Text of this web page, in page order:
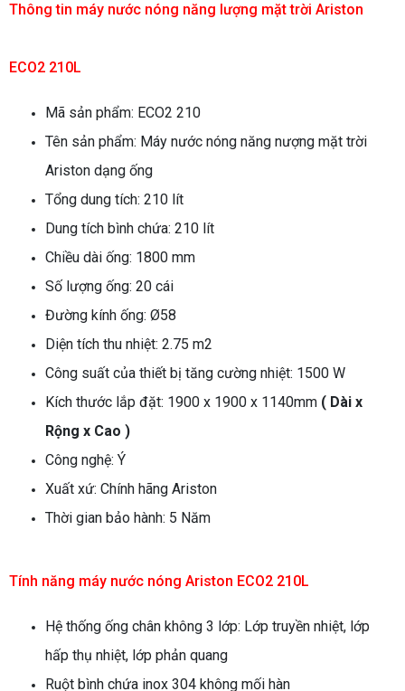
Thông tin máy nước nóng năng lượng mặt trời Ariston
ECO2 210L
Mã sản phẩm: ECO2 210
Tên sản phẩm: Máy nước nóng năng nượng mặt trời
Ariston dạng ống
Tổng dung tích: 210 lít
Dung tích bình chứa: 210 lít
Chiều dài ống: 1800 mm
Số lượng ống: 20 cái
Đường kính ống: Ø58
Diện tích thu nhiệt: 2.75 m2
Công suất của thiết bị tăng cường nhiệt: 1500 W
Kích thước lắp đặt: 1900 x 1900 x 1140mm ( Dài x
Rộng x Cao )
Công nghệ: Ý
Xuất xứ: Chính hãng Ariston
Thời gian bảo hành: 5 Năm
Tính năng máy nước nóng Ariston ECO2 210L
Hệ thống ống chân không 3 lớp: Lớp truyền nhiệt, lớp
hấp thụ nhiệt, lớp phản quang
Ruột bình chứa inox 304 không mối hàn